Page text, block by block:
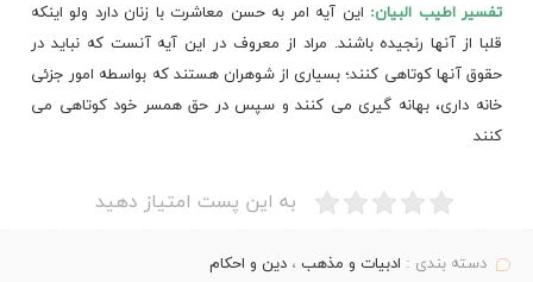
تفسیر اطیب البیان: این آیه امر به حسن معاشرت با زنان دارد ولو اینکه
قلبا از آنها رنجیده باشند. مراد از معروف در این آیه آنست که نباید در
حقوق آنها کوتاهی کنند؛ بسیاری از شوهران هستند که بواسطه امور جزئی
خانه داری، بهانه گیری می کنند و سپس در حق همسر خود کوتاهی می
کنند
به این پست امتیاز دهید
دسته بندی : ادبیات و مذهب ،دین و احکام